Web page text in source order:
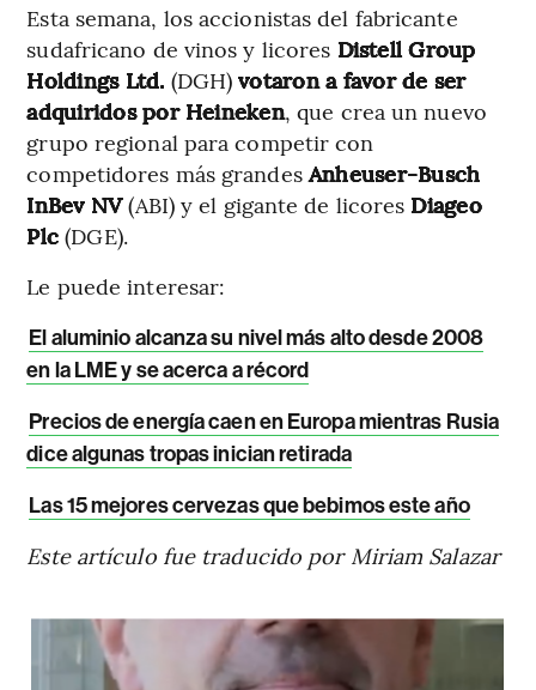
Esta semana, los accionistas del fabricante
sudafricano de vinos y licores Distell Group
Holdings Ltd. (DGH)votaron a favor de ser
adquiridos por Heineken, que crea un nuevo
grupo regional para competir con
competidores más grandesAnheuser-Busch
InBev NV(ABI) y el gigante de licores Diageo
Plc (DGE).
Le puede interesar:
El aluminio alcanza su nivel más alto desde 2008
en la LME y se acerca a récord
Precios de energía caen en Europa mientras Rusia
dice algunas tropas inician retirada
Las 15 mejores cervezas que bebimos este año
Este artículo fue traducido por Miriam Salazar